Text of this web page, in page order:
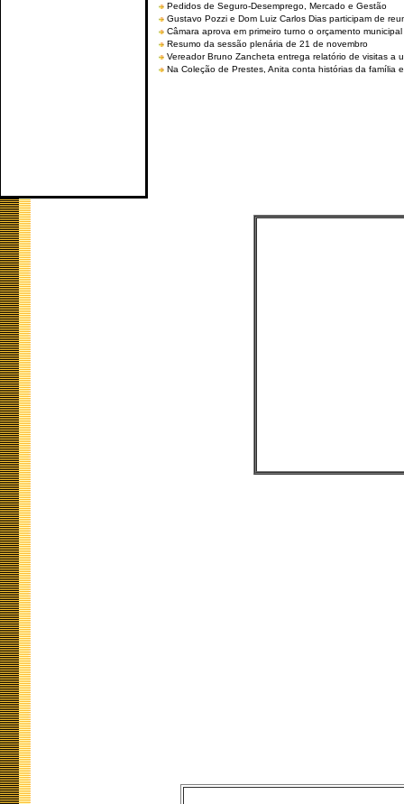
Pedidos de Seguro-Desemprego, Mercado e Gestão
Gustavo Pozzi e Dom Luiz Carlos Dias participam de
Câmara aprova em primeiro turno o orçamento
Resumo da sessão plenária de 21 de novembro
Vereador Bruno Zancheta entrega relatório de visitas a
Na Coleção de Prestes, Anita conta histórias da família